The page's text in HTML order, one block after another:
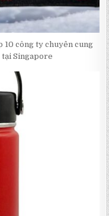
10 công ty chuyên cung
tại Singapore